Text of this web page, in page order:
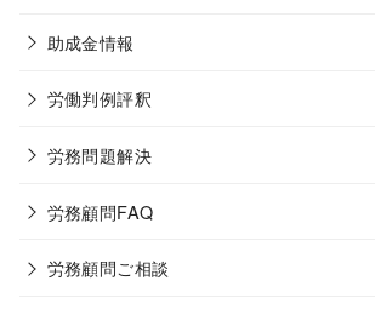
助成金情報
労働判例評釈
労務問題解決
労務顧問FAQ
労務顧問ご相談